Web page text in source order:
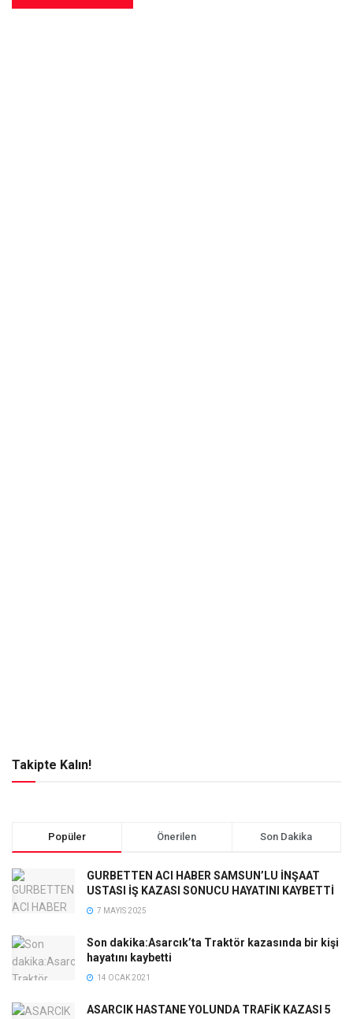
Takipte Kalın!
Popüler Önerilen Son Dakika
GURBETTEN ACI HABER SAMSUN’LU İNŞAAT
USTASI İŞ KAZASI SONUCU HAYATINI KAYBETTİ
7 MAYIS 2025
Son dakika:Asarcık’ta Traktör kazasında bir kişi
hayatını kaybetti
14 OCAK 2021
ASARCIK HASTANE YOLUNDA TRAFİK KAZASI 5